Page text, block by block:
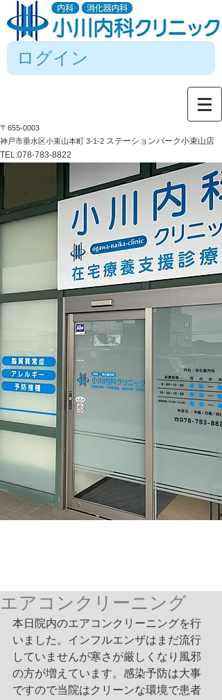
ログイン
〒655-0003
神戸市垂水区小束山本町 3-1-2 ステーションパーク小束山店
TEL:078-783-8822
エアコンクリーニング
本日院内のエアコンクリーニングを行
いました。インフルエンザはまだ流行
していませんが寒さが厳しくなり風邪
の方が増えています。感染予防は大事
ですので当院はクリーンな環境で患者